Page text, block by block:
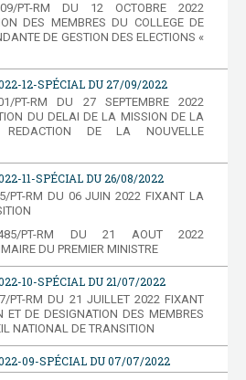
PT-RM DU 12 OCTOBRE 2022
DES MEMBRES DU COLLEGE DE
DE GESTION DES ELECTIONS «
12-SPÉCIAL DU 27/09/2022
PT-RM DU 27 SEPTEMBRE 2022
DU DELAI DE LA MISSION DE LA
REDACTION DE LA NOUVELLE
11-SPÉCIAL DU 26/08/2022
PT-RM DU 06 JUIN 2022 FIXANT LA
0485/PT-RM DU 21 AOUT 2022
DU PREMIER MINISTRE
10-SPÉCIAL DU 21/07/2022
PT-RM DU 21 JUILLET 2022 FIXANT
ET DE DESIGNATION DES MEMBRES
NATIONAL DE TRANSITION
09-SPÉCIAL DU 07/07/2022